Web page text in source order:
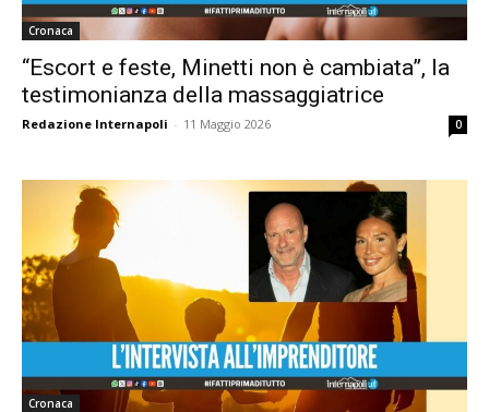
Cronaca
“Escort e feste, Minetti non è cambiata”, la
testimonianza della massaggiatrice
Redazione Internapoli - 11 Maggio 2026 0
Cronaca